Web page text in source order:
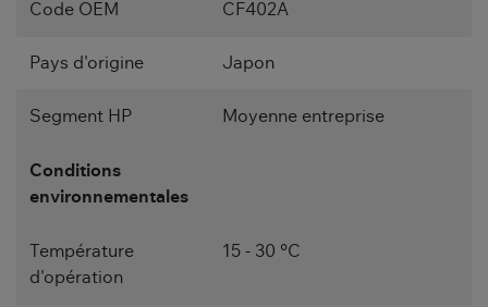
Code OEM CF402A
Pays d'origine Japon
Segment HP Moyenne entreprise
Conditions
environnementales
Température
d'opération
15 - 30 °C